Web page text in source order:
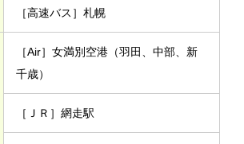
［高速バス］札幌
［Air］女満別空港（羽田、中部、新
千歳）
［ＪＲ］網走駅